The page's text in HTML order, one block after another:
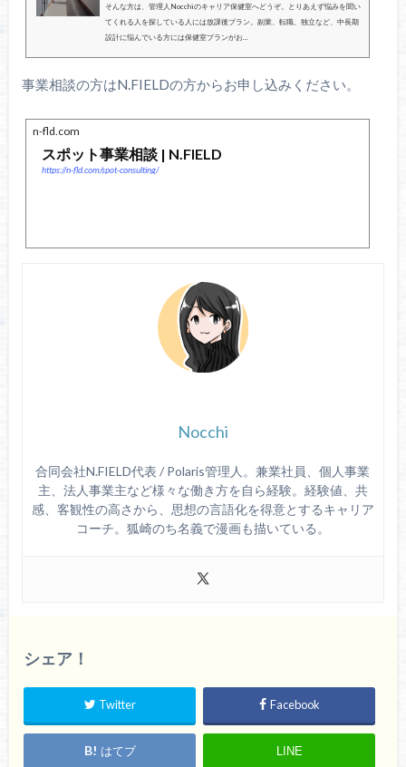
そんな方は、管理人Nocchiのキャリア保健室へどうぞ。とりあえず悩みを聞い
てくれる人を探している人には放課後プラン。副業、転職、独立など、中長期
設計に悩んでいる方には保健室プランがお...
事業相談の方はN.FIELDの方からお申し込みください。
n-fld.com
スポット事業相談 | N.FIELD
https://n-fld.com/spot-consulting/
Nocchi
合同会社N.FIELD代表 / Polaris管理人。兼業社員、個人事業
主、法人事業主など様々な働き方を自ら経験。経験値、共
感、客観性の高さから、思想の言語化を得意とするキャリア
コーチ。狐崎のち名義で漫画も描いている。
シェア！
Twitter Facebook
はてブ LINE